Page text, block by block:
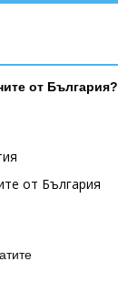
от България?
от България